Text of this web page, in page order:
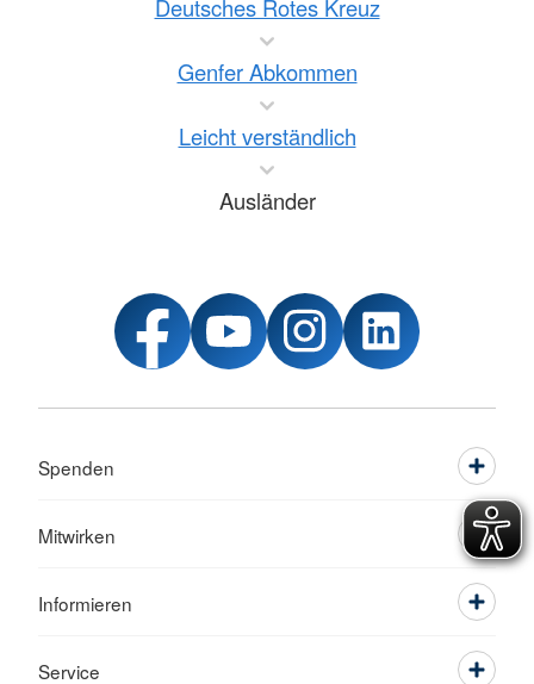
Deutsches Rotes Kreuz
Genfer Abkommen
Leicht verständlich
Ausländer
Spenden
Mitwirken
Informieren
Service